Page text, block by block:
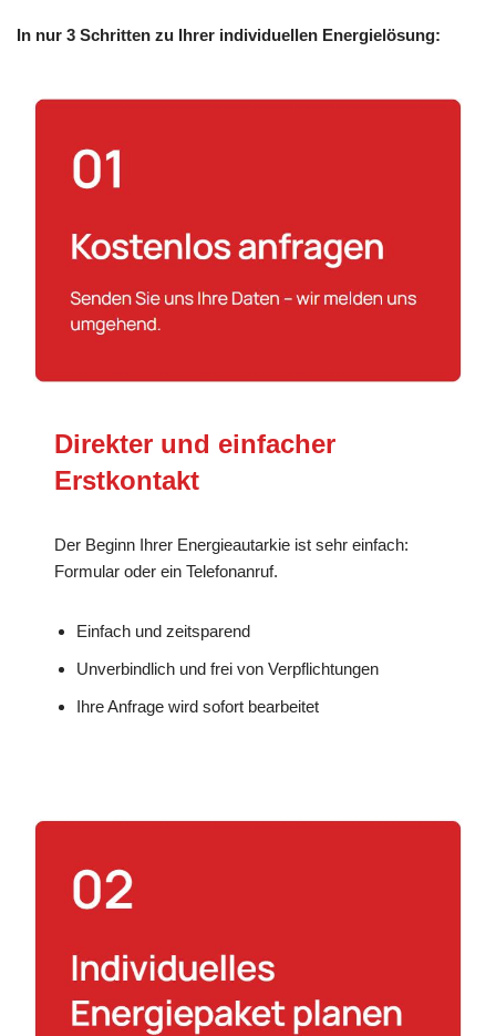
In nur 3 Schritten zu Ihrer individuellen Energielösung:
Direkter und einfacher
Erstkontakt
Der Beginn Ihrer Energieautarkie ist sehr einfach:
Formular oder ein Telefonanruf.
Einfach und zeitsparend
Unverbindlich und frei von Verpflichtungen
Ihre Anfrage wird sofort bearbeitet